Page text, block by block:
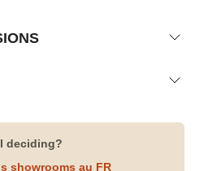
deciding?
showrooms au FR